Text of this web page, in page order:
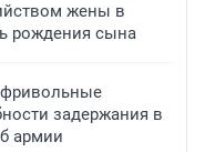
жены в
рождения сына
задержания в
армии